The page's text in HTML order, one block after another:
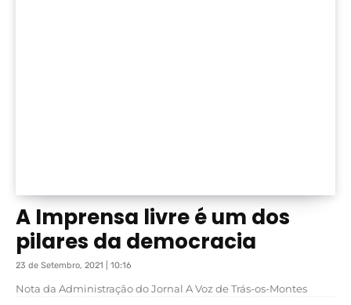
A Imprensa livre é um dos
pilares da democracia
23 de Setembro, 2021 | 10:16
Nota da Administração do Jornal A Voz de Trás-os-Montes